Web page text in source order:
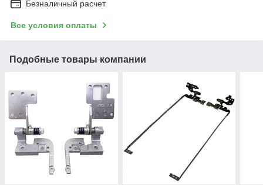
Безналичный расчет
Все условия оплаты
Подобные товары компании